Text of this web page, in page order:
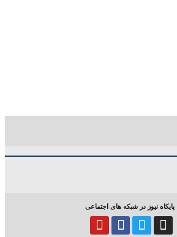
پایکاه نیوز در شبکه های اجتماعی